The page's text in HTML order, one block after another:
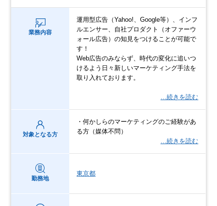
業務内容
運用型広告（Yahoo!、Google等）、インフ
ルエンサー、自社プロダクト（オファーウ
ォール広告）の知見をつけることが可能で
す！
Web広告のみならず、時代の変化に追いつ
けるよう日々新しいマーケティング手法を
取り入れております。
…続きを読む
対象となる方
・何かしらのマーケティングのご経験があ
る方（媒体不問）
…続きを読む
勤務地
東京都